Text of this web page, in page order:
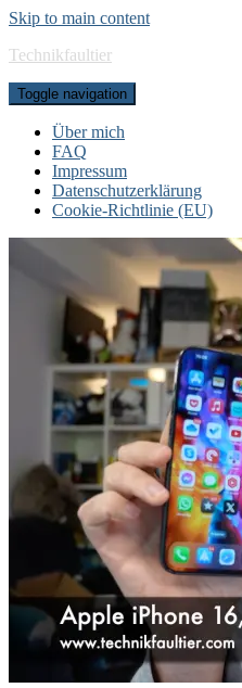
Skip to main content
Technikfaultier
Toggle navigation
Über mich
FAQ
Impressum
Datenschutzerklärung
Cookie-Richtlinie (EU)